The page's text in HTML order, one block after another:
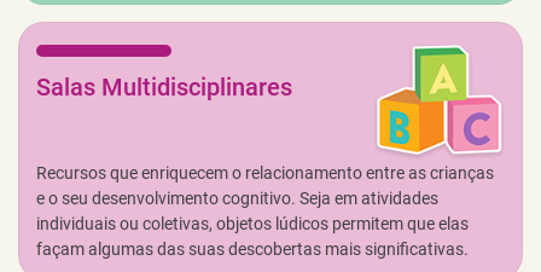
Salas Multidisciplinares
Recursos que enriquecem o relacionamento entre as crianças
e o seu desenvolvimento cognitivo. Seja em atividades
individuais ou coletivas, objetos lúdicos permitem que elas
façam algumas das suas descobertas mais significativas.